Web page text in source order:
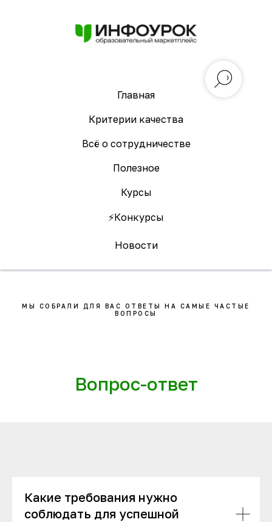
Главная
Критерии качества
Всё о сотрудничестве
Полезное
Курсы
⚡️Конкурсы
Новости
МЫ СОБРАЛИ ДЛЯ ВАС ОТВЕТЫ НА САМЫЕ ЧАСТЫЕ
ВОПРОСЫ
Вопрос-ответ
Какие требования нужно
соблюдать для успешной